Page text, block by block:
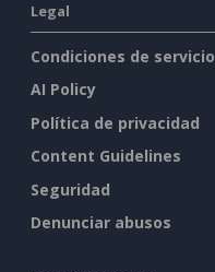
Legal
Condiciones de servicio
AI Policy
Política de privacidad
Content Guidelines
Seguridad
Denunciar abusos